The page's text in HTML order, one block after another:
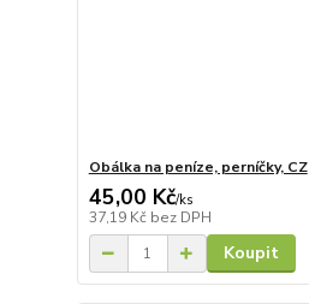
Obálka na peníze, perníčky, CZ
45,00 Kč/ks
37,19 Kč bez DPH
Koupit